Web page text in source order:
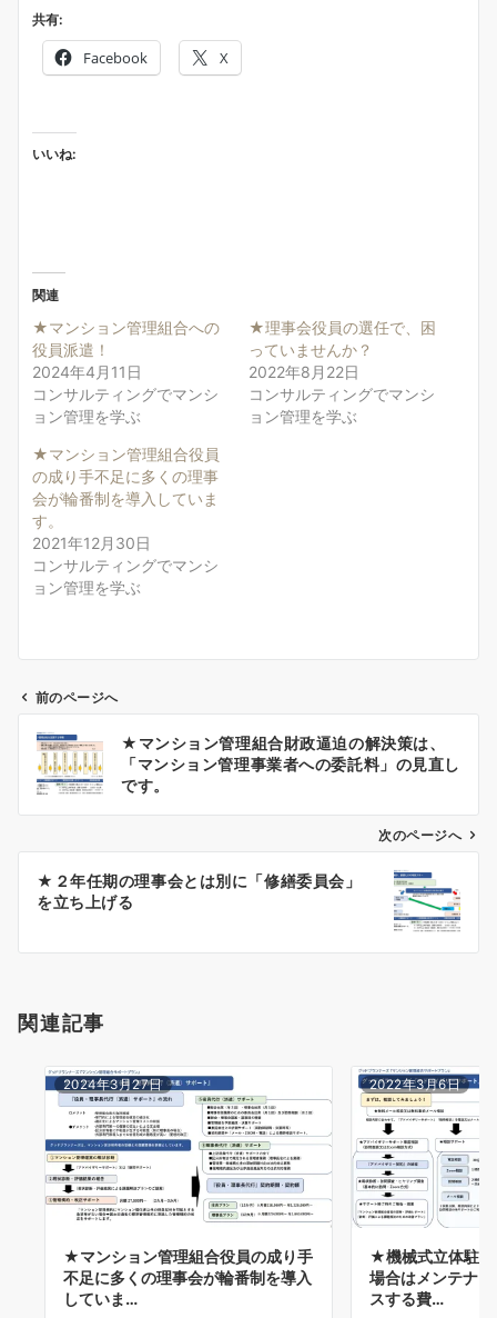
共有:
Facebook X
いいね:
関連
★マンション管理組合への
役員派遣！
2024年4月11日
コンサルティングでマンシ
ョン管理を学ぶ
★理事会役員の選任で、困
っていませんか？
2022年8月22日
コンサルティングでマンシ
ョン管理を学ぶ
★マンション管理組合役員
の成り手不足に多くの理事
会が輪番制を導入していま
す。
2021年12月30日
コンサルティングでマンシ
ョン管理を学ぶ
ン
前のページへ
★マンション管理組合財政逼迫の解決策は、
「マンション管理事業者への委託料」の見直し
です。
次のページへ
★２年任期の理事会とは別に「修繕委員会」
を立ち上げる
関連記事
2024年3月27日
★マンション管理組合役員の成り手
不足に多くの理事会が輪番制を導入
していま…
2022年3月6日
★機械式立体駐
場合はメンテナ
スする費…